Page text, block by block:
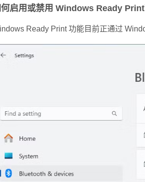
启用或禁用 Windows Ready Print
Ready Print 功能目前正通过